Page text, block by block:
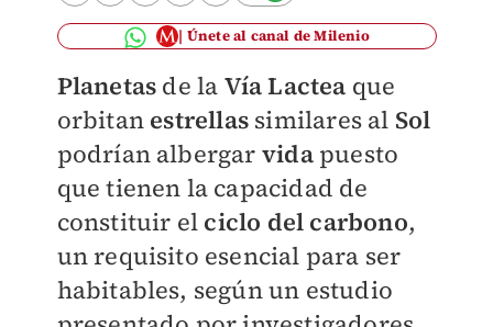
Únete al canal de Milenio
Planetas de la Vía Lactea que
orbitan estrellas similares al Sol
podrían albergar vida puesto
que tienen la capacidad de
constituir el ciclo del carbono,
un requisito esencial para ser
habitables, según un estudio